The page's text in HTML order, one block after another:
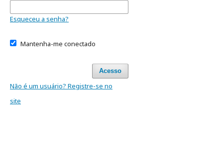
Esqueceu a senha?
Mantenha-me conectado
Acesso
Não é um usuário? Registre-se no
site